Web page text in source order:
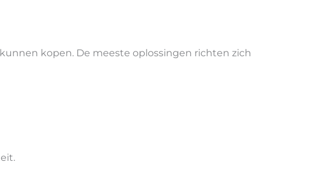
kopen. De meeste oplossingen richten zich